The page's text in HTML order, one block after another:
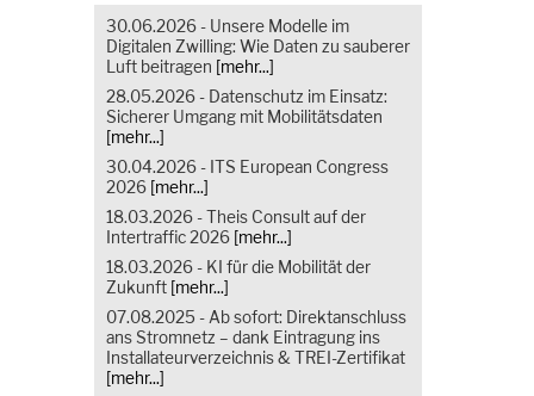
30.06.2026 - Unsere Modelle im
Digitalen Zwilling: Wie Daten zu sauberer
Luft beitragen [mehr...]
28.05.2026 - Datenschutz im Einsatz:
Sicherer Umgang mit Mobilitätsdaten
[mehr...]
30.04.2026 - ITS European Congress
2026 [mehr...]
18.03.2026 - Theis Consult auf der
Intertraffic 2026 [mehr...]
18.03.2026 - KI für die Mobilität der
Zukunft [mehr...]
07.08.2025 - Ab sofort: Direktanschluss
ans Stromnetz – dank Eintragung ins
Installateurverzeichnis & TREI-Zertifikat
[mehr...]